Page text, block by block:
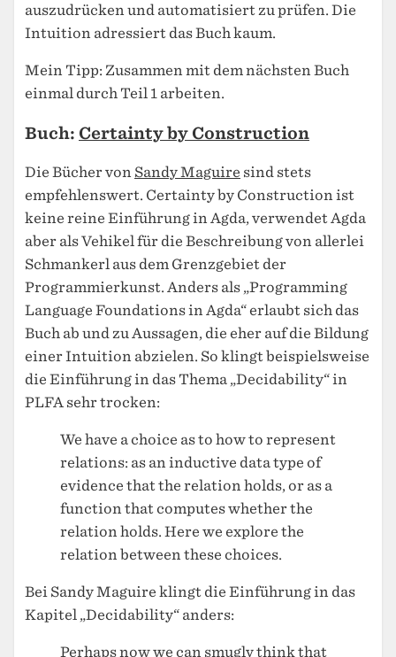
auszudrücken und automatisiert zu prüfen. Die
Intuition adressiert das Buch kaum.
Mein Tipp: Zusammen mit dem nächsten Buch
einmal durch Teil 1 arbeiten.
Buch: Certainty by Construction
Die Bücher von Sandy Maguire sind stets
empfehlenswert. Certainty by Construction ist
keine reine Einführung in Agda, verwendet Agda
aber als Vehikel für die Beschreibung von allerlei
Schmankerl aus dem Grenzgebiet der
Programmierkunst. Anders als „Programming
Language Foundations in Agda“ erlaubt sich das
Buch ab und zu Aussagen, die eher auf die Bildung
einer Intuition abzielen. So klingt beispielsweise
die Einführung in das Thema „Decidability“ in
PLFA sehr trocken:
We have a choice as to how to represent
relations: as an inductive data type of
evidence that the relation holds, or as a
function that computes whether the
relation holds. Here we explore the
relation between these choices.
Bei Sandy Maguire klingt die Einführung in das
Kapitel „Decidability“ anders:
Perhaps now we can smugly think that